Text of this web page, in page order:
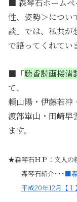
■ 森琴石ホームペ
性、姿勢＞につい
談」では、私共が
で語ってくれてい
■「聴香読画楼清
て、
頼山陽・伊藤若冲
渡部崋山・田崎
ます。
★森琴石ＨＰ：文人の
森琴石紹介･･･■
平成20年12月【１】